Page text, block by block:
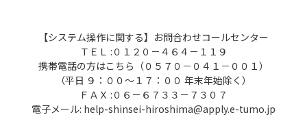
（１）県内自治体は，この規約に従ってシス
テムを利用する者（以下「利用者」とい
う。）に対して，システムを提供するものと
します。なお，利用者は，利用の前に必ずこ
の規約を確認していただくとともに，この規
約に同意できない場合は利用をお断りしま
【システム操作に関する】お問合わせコールセンター
ＴＥＬ :０１２０－４６４－１１９
携帯電話の方はこちら（０５７０－０４１－００１）
（平日 ９：００～１７：００ 年末年始除く）
ＦＡＸ :０６－６７３３－７３０７
電子メール: help-shinsei-hiroshima@apply.e-tumo.jp